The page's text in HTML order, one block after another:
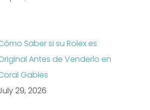
Saber si su Rolex es
Antes de Venderlo en
Gables
29, 2026